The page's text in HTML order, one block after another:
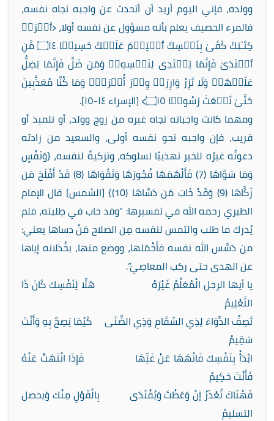
وولده، فإني اليوم أريد أن أتحدث عن واجبه تجاه نفسه،
فالمرء الحصيف يعلم بأنه مسؤول عن نفسه أولا، ﴿ٱقۡرَأۡ
كِتَـٰبَكَ كَفَىٰ بِنَفۡسِكَ ٱلۡیَوۡمَ عَلَیۡكَ حَسِیبࣰا ۝١٤ مَّنِ
ٱهۡتَدَىٰ فَإِنَّمَا یَهۡتَدِی لِنَفۡسِهِۦۖ وَمَن ضَلَّ فَإِنَّمَا یَضِلُّ
عَلَیۡهَاۚ وَلَا تَزِرُ وَازِرَةࣱ وِزۡرَ أُخۡرَىٰۗ وَمَا كُنَّا مُعَذِّبِینَ
حَتَّىٰ نَبۡعَثَ رَسُولࣰا ۝١٥﴾ [الإسراء ١٤-١٥].
ومهما كانت واجباته تجاه غيره من زوج وولد، أو تلميذ أو
قريب، فإن واجبه نحو نفسه أولى، والسعيد من زادته
دعوتُه غيرًه للخير تهذيبًا لسلوكه، وتزكيةً لنفسه، {وَنَفْسٍ
وَمَا سَوَّاهَا (7) فَأَلْهَمَهَا فُجُورَهَا وَتَقْوَاهَا (8) قَدْ أَفْلَحَ مَن
زَكَّاهَا (9) وَقَدْ خَابَ مَن دَسَّاهَا (10)} [الشمس] قال الإمام
الطبري رحمه الله في تفسيرها: “وقد خاب في طِلبته، فلم
يُدرك ما طلب والتمس لنفسه مِن الصلاح مَنْ دساها يعني:
من دَسَّس الله نفسه فأَخْمَلها، ووضع منها، بخُذلانه إياها
عن الهدى حتى ركب المعاصِيَ”.
يا أيها الرجل الْمُعَلِّمُ غَيْرَهُ هَلَّا لِنَفْسِك كَانَ ذَا
التَّعْلِيمُ
تَصِفُ الدَّوَاءَ لِذِي السِّقَامِ وَذِي الضَّنَى كَيْمَا يَصِحَّ بِهِ وَأَنْتَ
سَقِيمُ
ابْدَأْ بِنَفْسِك فَانْهَهَا عَنْ غَيِّهَا فَإِذَا انْتَهَتْ عَنْهُ
فَأَنْتَ حَكِيمُ
فَهُنَاكَ تُعْذَرُ إنْ وَعَظْتَ وَيُقْتَدَى بِالْقَوْلِ مِنْك وَيحصل
التسليمُ